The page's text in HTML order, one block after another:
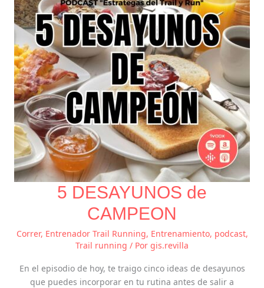
5 DESAYUNOS de
CAMPEON
Correr, Entrenador Trail Running, Entrenamiento, podcast,
Trail running / Por gis.revilla
En el episodio de hoy, te traigo cinco ideas de desayunos
que puedes incorporar en tu rutina antes de salir a